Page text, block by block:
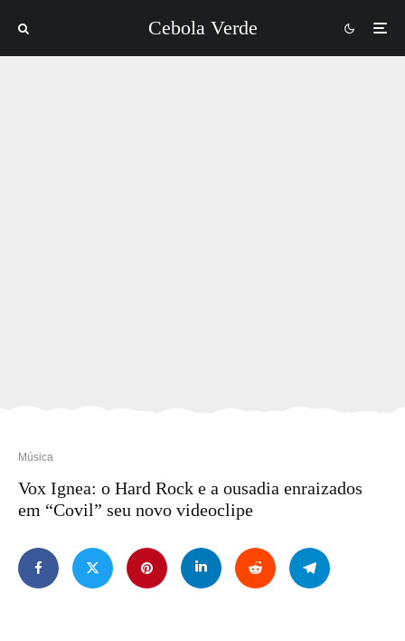
Cebola Verde
Música
Vox Ignea: o Hard Rock e a ousadia enraizados
em “Covil” seu novo videoclipe